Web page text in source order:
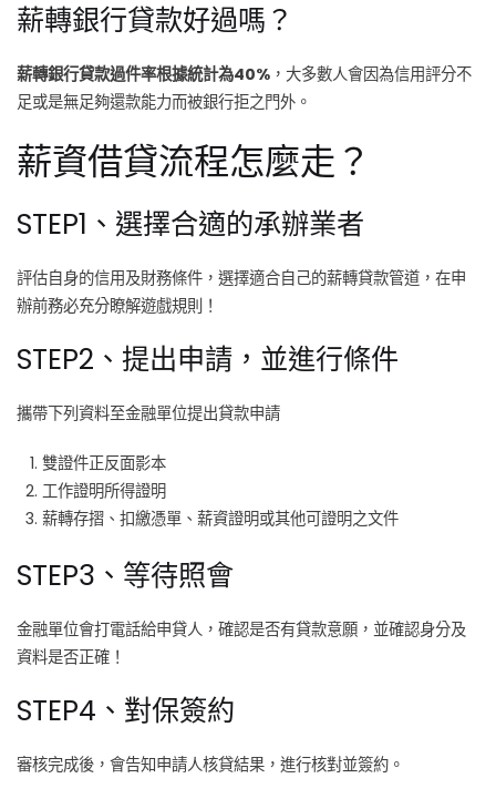
薪轉銀行貸款好過嗎？
薪轉銀行貸款過件率根據統計為40% ，大多數人會因為信用評分不
足或是無足夠還款能力而被銀行拒之門外。
薪資借貸流程怎麼走？
STEP1、選擇合適的承辦業者
評估自身的信用及財務條件，選擇適合自己的薪轉貸款管道，在申
辦前務必充分瞭解遊戲規則！
STEP2、提出申請，並進行條件
攜帶下列資料至金融單位提出貸款申請
雙證件正反面影本
工作證明所得證明
薪轉存摺、扣繳憑單、薪資證明或其他可證明之文件
STEP3、等待照會
金融單位會打電話給申貸人，確認是否有貸款意願，並確認身分及
資料是否正確！
STEP4、對保簽約
審核完成後，會告知申請人核貸結果，進行核對並簽約。